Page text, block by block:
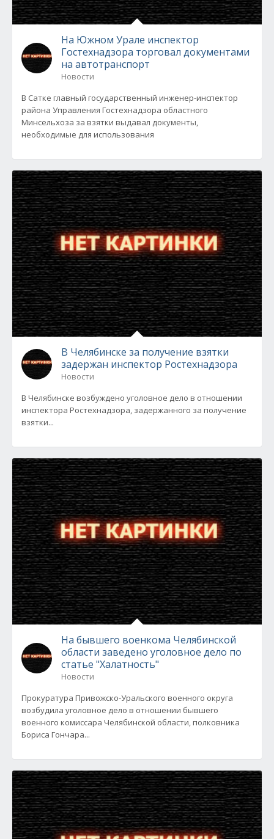
На Южном Урале инспектор
Гостехнадзора торговал документами
на автотранспорт
Новости
В Сатке главный государственный инженер-инспектор
района Управления Гостехнадзора областного
Минсельхоза за взятки выдавал документы,
необходимые для использования
В Челябинске за получение взятки
задержан инспектор Ростехнадзора
Новости
В Челябинске возбуждено уголовное дело в отношении
инспектора Ростехнадзора, задержанного за получение
взятки...
На бывшего военкома Челябинской
области заведено уголовное дело по
статье "Халатность"
Новости
Прокуратура Привожско-Уральского военного округа
возбудила уголовное дело в отношении бывшего
военного комиссара Челябинской области, полковника
Бориса Гончара...